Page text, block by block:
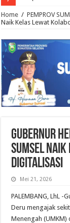
Home / PEMPROV
Naik Kelas Lewat
Gubernur
Sumsel
Digitalisasi
Mei 21, 2026
PALEMBANG, LhL -
Deru mengajak
Menengah (UMKM)